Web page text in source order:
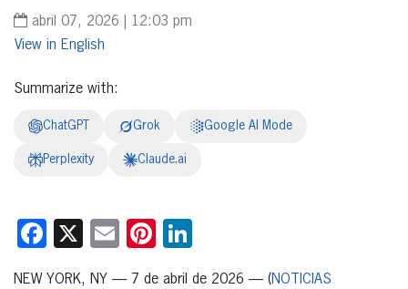
abril 07, 2026 | 12:03 pm
English
Summarize with:
ChatGPT Grok Google AI Mode
Perplexity Claude.ai
Facebook
X EmailPinterest
NEW YORK, NY — 7 de abril de 2026 — (NOTICIAS